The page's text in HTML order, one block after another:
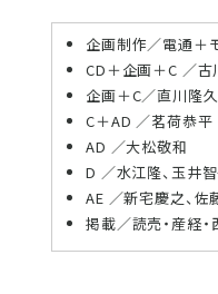
企画制作／電通＋
CD＋企画＋C ／古
企画＋C／直川隆久
C＋AD ／茗荷恭平
AD ／大松敬和
D ／水江隆、玉井
AE ／新宅慶之、佐
掲載／読売・産経・